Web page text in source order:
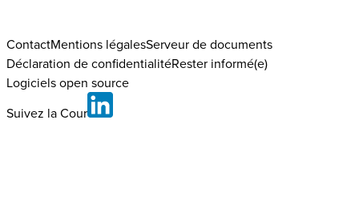
ContactMentions légalesServeur de documents
Déclaration de confidentialitéRester informé(e)
Logiciels open source
Suivez la Cour